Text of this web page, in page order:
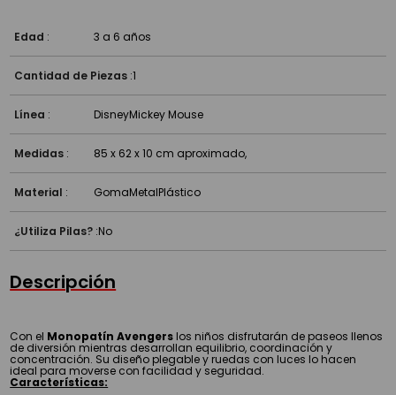
Edad : 3 a 6 años
Cantidad de Piezas :1
Línea : DisneyMickey Mouse
Medidas : 85 x 62 x 10 cm aproximado,
Material : GomaMetalPlástico
¿Utiliza Pilas? :No
Descripción
Con el Monopatín Avengers los niños disfrutarán de paseos llenos
de diversión mientras desarrollan equilibrio, coordinación y
concentración. Su diseño plegable y ruedas con luces lo hacen
ideal para moverse con facilidad y seguridad.
Características: